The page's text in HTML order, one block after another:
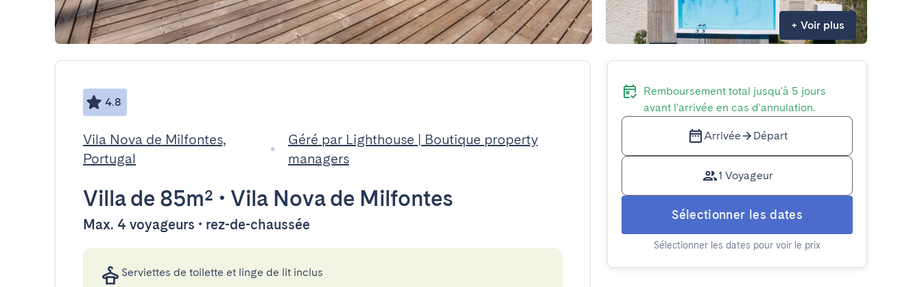
+ Voir plus
4.8
Vila Nova de Milfontes,
Portugal
Géré par Lighthouse | Boutique property
managers
Villade 85m² • Vila Nova de Milfontes
Max. 4 voyageurs • rez-de-chaussée
Serviettes de toilette et linge de lit inclus
Remboursement total jusqu'à 5 jours
avant l'arrivée en cas d'annulation.
Arrivée Départ
1 Voyageur
Sélectionner les dates
Sélectionner les dates pour voir le prix